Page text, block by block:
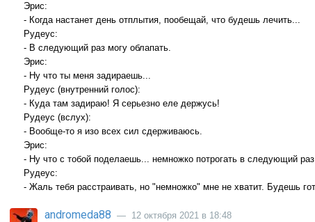
Эрис:
- Когда настанет день отплытия, пообещай, что будешь лечить...
Рудеус:
- В следующий раз могу облапать.
Эрис:
- Ну что ты меня задираешь...
Рудеус (внутренний голос):
- Куда там задираю! Я серьезно еле держусь!
Рудеус (вслух):
- Вообще-то я изо всех сил сдерживаюсь.
Эрис:
- Ну что с тобой поделаешь... немножко потрогать в следующий
Рудеус:
- Жаль тебя расстраивать, но "немножко" мне не хватит. Будешь
andromeda88 — 12 октября 2021 в 18:48